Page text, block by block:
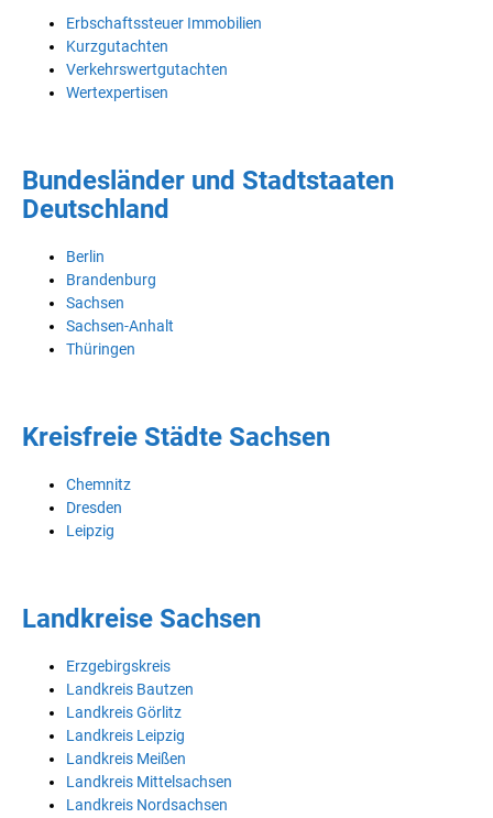
Erbschaftssteuer Immobilien
Kurzgutachten
Verkehrswertgutachten
Wertexpertisen
Bundesländer und Stadtstaaten
Deutschland
Berlin
Brandenburg
Sachsen
Sachsen-Anhalt
Thüringen
Kreisfreie Städte Sachsen
Chemnitz
Dresden
Leipzig
Landkreise Sachsen
Erzgebirgskreis
Landkreis Bautzen
Landkreis Görlitz
Landkreis Leipzig
Landkreis Meißen
Landkreis Mittelsachsen
Landkreis Nordsachsen